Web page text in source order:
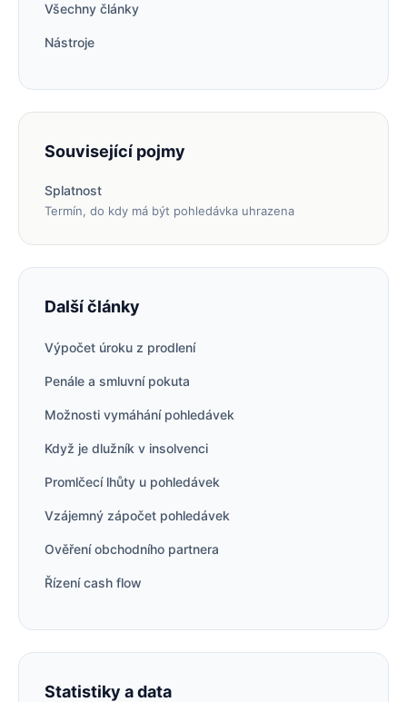
Všechny články
Nástroje
Související pojmy
Splatnost
Termín, do kdy má být pohledávka uhrazena
Další články
Výpočet úroku z prodlení
Penále a smluvní pokuta
Možnosti vymáhání pohledávek
Když je dlužník v insolvenci
Promlčecí lhůty u pohledávek
Vzájemný zápočet pohledávek
Ověření obchodního partnera
Řízení cash flow
Statistiky a data